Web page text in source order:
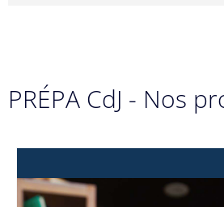
PRÉPA CdJ - Nos